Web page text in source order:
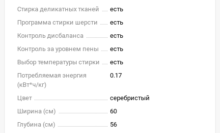
Стирка деликатных тканей
есть
Программа стирки шерсти
есть
Контроль дисбаланса
есть
Контроль за уровнем пены
есть
Выбор температуры стирки
есть
Потребляемая энергия
(кВт*ч/кг)
0.17
Цвет
серебристый
Ширина (см)
60
Глубина (см)
56